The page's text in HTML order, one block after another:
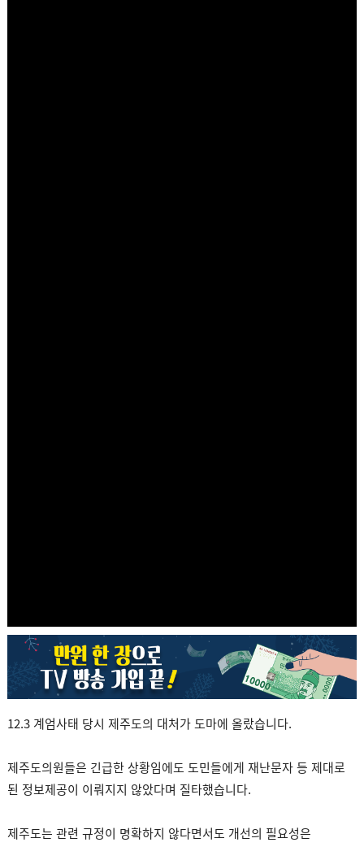
12.3 계엄사태 당시 제주도의 대처가 도마에 올랐습니다.
제주도의원들은 긴급한 상황임에도 도민들에게 재난문자 등 제대로
된 정보제공이 이뤄지지 않았다며 질타했습니다.
제주도는 관련 규정이 명확하지 않다면서도 개선의 필요성은